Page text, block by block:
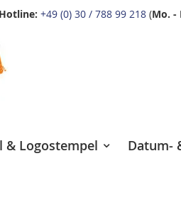
+49 (0) 30 / 788 99 218 (Mo. -
& Logostempel Datum-